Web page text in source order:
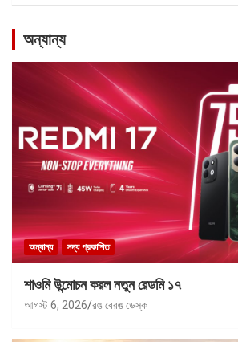
অন্যান্য
অন্যান্য সদ্য প্রকাশিত
শাওমি উন্মোচন করল নতুন রেডমি ১৭
আগস্ট 6, 2026 রঙ বেরঙ ডেস্ক